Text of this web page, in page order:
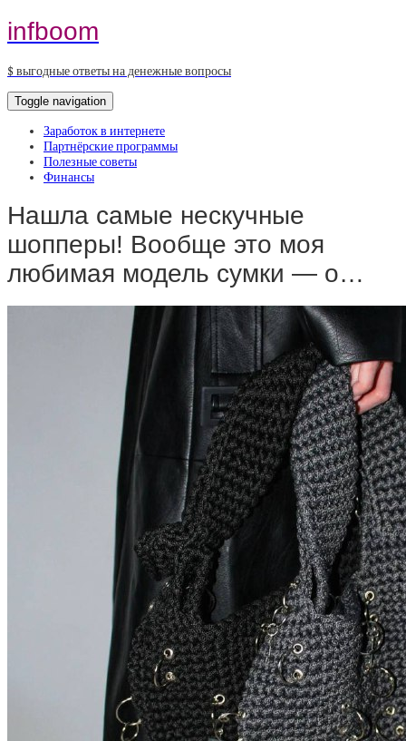
infboom
$ выгодные ответы на денежные вопросы
Toggle navigation
Заработок в интернете
Партнёрские программы
Полезные советы
Финансы
Нашла самые нескучные
шопперы! Вообще это моя
любимая модель сумки — о…